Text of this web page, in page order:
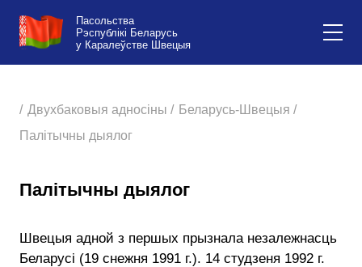
Пасольства
Рэспублікі Беларусь
у Каралеўстве Швецыя
/ Двухбаковыя адносіны / Беларусь-Швецыя /
Палітычны дыялог
Палітычны дыялог
Швецыя адной з першых прызнала незалежнасць
Беларусі (19 снежня 1991 г.). 14 студзеня 1992 г.